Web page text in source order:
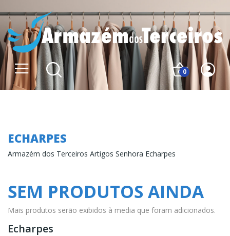
0
Echarpes
ECHARPES
Armazém dos Terceiros Artigos Senhora Echarpes
SEM PRODUTOS AINDA
Mais produtos serão exibidos à media que foram adicionados.